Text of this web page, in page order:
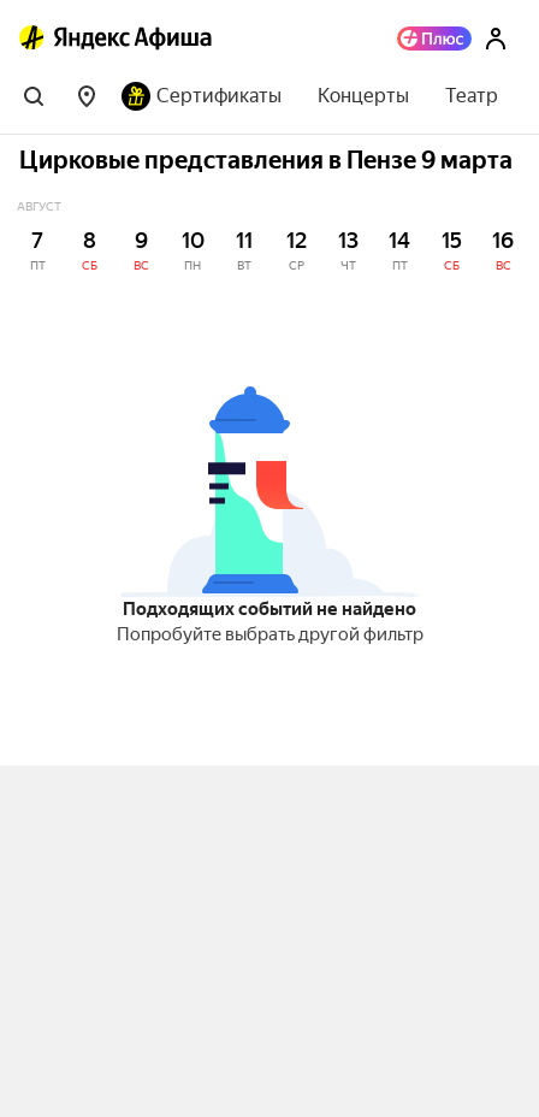
Сертификаты Концерты Театр
Цирковые представления в Пензе 9 марта
АВГУСТ
7
ПТ
8
СБ
9
ВС
10
ПН
11
ВТ
12
СР
13
ЧТ
14
ПТ
15
СБ
16
ВС
Подходящих событий не найдено
Попробуйте выбрать другой фильтр